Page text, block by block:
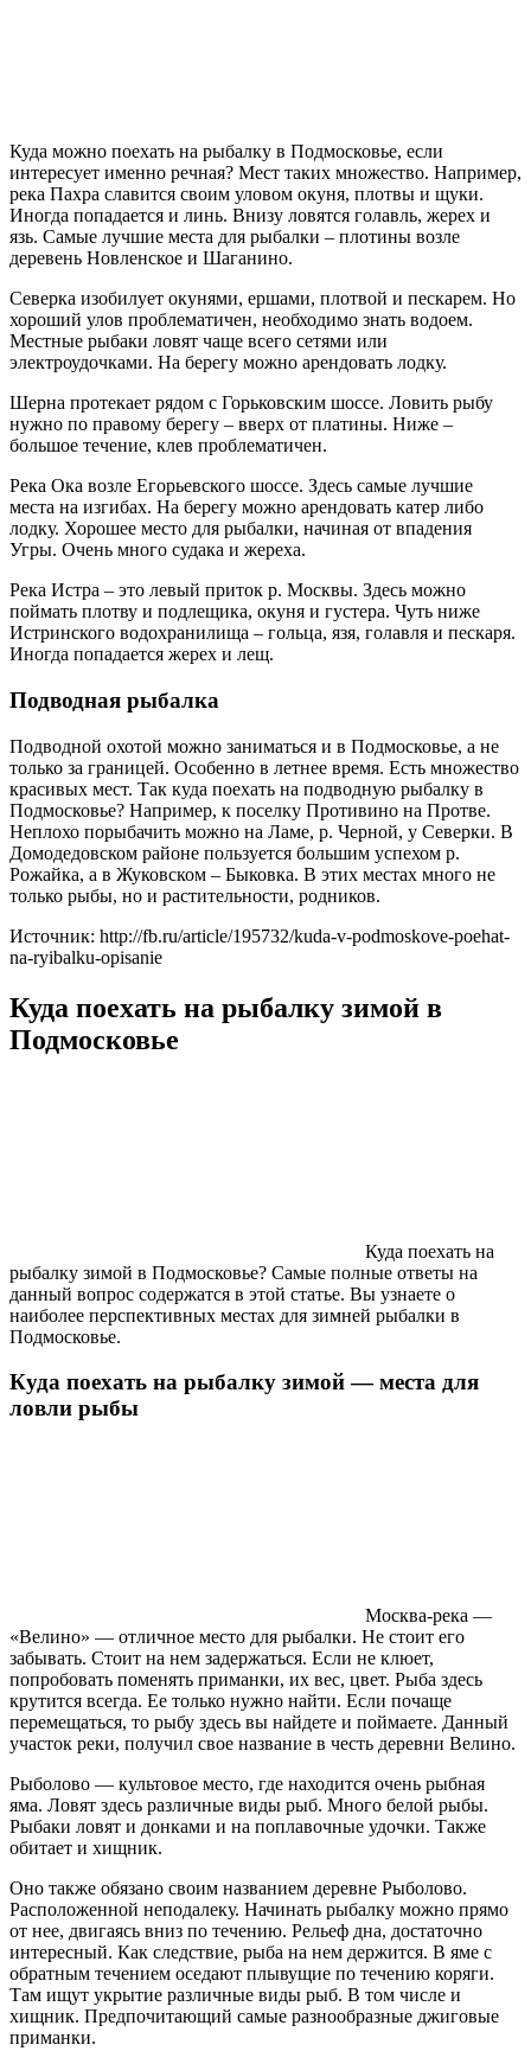
Куда можно поехать на рыбалку в Подмосковье, если
интересует именно речная? Мест таких множество. Например,
река Пахра славится своим уловом окуня, плотвы и щуки.
Иногда попадается и линь. Внизу ловятся голавль, жерех и
язь. Самые лучшие места для рыбалки – плотины возле
деревень Новленское и Шаганино.
Северка изобилует окунями, ершами, плотвой и пескарем. Но
хороший улов проблематичен, необходимо знать водоем.
Местные рыбаки ловят чаще всего сетями или
электроудочками. На берегу можно арендовать лодку.
Шерна протекает рядом с Горьковским шоссе. Ловить рыбу
нужно по правому берегу – вверх от платины. Ниже –
большое течение, клев проблематичен.
Река Ока возле Егорьевского шоссе. Здесь самые лучшие
места на изгибах. На берегу можно арендовать катер либо
лодку. Хорошее место для рыбалки, начиная от впадения
Угры. Очень много судака и жереха.
Река Истра – это левый приток р. Москвы. Здесь можно
поймать плотву и подлещика, окуня и густера. Чуть ниже
Истринского водохранилища – гольца, язя, голавля и пескаря.
Иногда попадается жерех и лещ.
Подводная рыбалка
Подводной охотой можно заниматься и в Подмосковье, а не
только за границей. Особенно в летнее время. Есть множество
красивых мест. Так куда поехать на подводную рыбалку в
Подмосковье? Например, к поселку Противино на Протве.
Неплохо порыбачить можно на Ламе, р. Черной, у Северки. В
Домодедовском районе пользуется большим успехом р.
Рожайка, а в Жуковском – Быковка. В этих местах много не
только рыбы, но и растительности, родников.
Источник: http://fb.ru/article/195732/kuda-v-podmoskove-poehat-
na-ryibalku-opisanie
Куда поехать на рыбалку зимой в
Подмосковье
Куда поехать на
рыбалку зимой в Подмосковье? Самые полные ответы на
данный вопрос содержатся в этой статье. Вы узнаете о
наиболее перспективных местах для зимней рыбалки в
Подмосковье.
Куда поехать на рыбалку зимой — места для
ловли рыбы
Москва-река —
«Велино» — отличное место для рыбалки. Не стоит его
забывать. Стоит на нем задержаться. Если не клюет,
попробовать поменять приманки, их вес, цвет. Рыба здесь
крутится всегда. Ее только нужно найти. Если почаще
перемещаться, то рыбу здесь вы найдете и поймаете. Данный
участок реки, получил свое название в честь деревни Велино.
Рыболово — культовое место, где находится очень рыбная
яма. Ловят здесь различные виды рыб. Много белой рыбы.
Рыбаки ловят и донками и на поплавочные удочки. Также
обитает и хищник.
Оно также обязано своим названием деревне Рыболово.
Расположенной неподалеку. Начинать рыбалку можно прямо
от нее, двигаясь вниз по течению. Рельеф дна, достаточно
интересный. Как следствие, рыба на нем держится. В яме с
обратным течением оседают плывущие по течению коряги.
Там ищут укрытие различные виды рыб. В том числе и
хищник. Предпочитающий самые разнообразные джиговые
приманки.